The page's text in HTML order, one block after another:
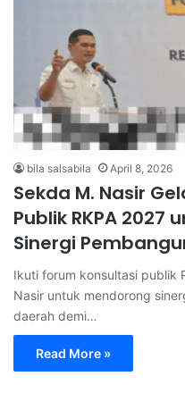
bila salsabila April 8, 2026
Sekda M. Nasir
Publik RKPA 2027
Sinergi
Ikuti forum konsultasi publik
Nasir untuk mendorong
daerah demi…
Read More »